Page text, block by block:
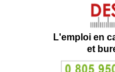
L'emploi en
et